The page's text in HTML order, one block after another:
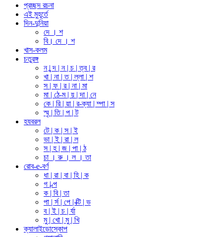
প্রচ্ছদ রচনা
এই মুহূর্তে
দিন-দুনিয়া
দে । শ
বি। দে । শ
খাস-কলম
চতুরঙ্গ
ন | ন্দ | ন | চ | ত্ব | র
খা | না | ত | ল্লা | শ
স | ফ | র | না | মা
মা | ঠে-ম | য় | দা | নে
কে | রি | য়া | র-ক্যা | ম্পা | স
স্মৃ | তি | প | ট
হযবরল
টে | ক | স | ই
ভা | ই | রা | ল
স | হ | জ | পা | ঠ
চা । রু । ল । তা
রোব-e-বর্ণ
ধা | রা | বা | হি | ক
গ | ল্প
ক | বি | তা
পা | র্স | পে | ক্টি | ভ
ব | ই | চ | র্যা
মু | খো | মু | খি
ক্যালাইডোস্কোপ